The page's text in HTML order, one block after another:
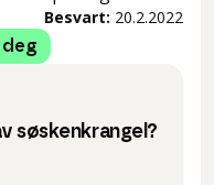
Besvart: 20.2.2022
søskenkrangel?